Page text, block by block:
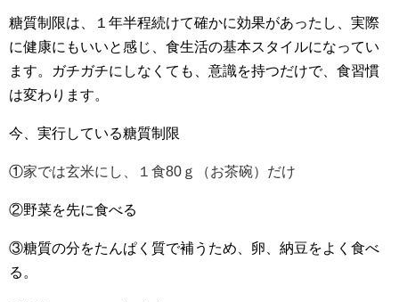
糖質制限は、１年半程続けて確かに効果があったし、実際
に健康にもいいと感じ、食生活の基本スタイルになってい
ます。ガチガチにしなくても、意識を持つだけで、食習慣
は変わります。
今、実行している糖質制限
①家では玄米にし、１食80ｇ（お茶碗）だけ
②野菜を先に食べる
③糖質の分をたんぱく質で補うため、卵、納豆をよく食べ
る。